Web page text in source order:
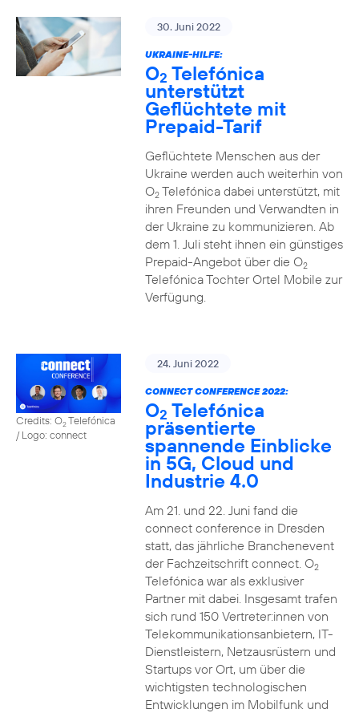
30. Juni 2022
UKRAINE-HILFE:
O2 Telefónica
unterstützt
Geflüchtete mit
Prepaid-Tarif
Geflüchtete Menschen aus der
Ukraine werden auch weiterhin von
O2Telefónica dabei unterstützt, mit
ihren Freunden und Verwandten in
der Ukraine zu kommunizieren. Ab
dem 1. Juli steht ihnen ein günstiges
Prepaid-Angebot über die O2
Telefónica Tochter Ortel Mobile zur
Verfügung.
Credits: O2Telefónica
/ Logo: connect
24. Juni 2022
CONNECT CONFERENCE 2022:
O2 Telefónica
präsentierte
spannende Einblicke
in 5G, Cloud und
Industrie 4.0
Am 21. und 22. Juni fand die
connect conference in Dresden
statt, das jährliche Branchenevent
der Fachzeitschrift connect. O2
Telefónica war als exklusiver
Partner mit dabei. Insgesamt trafen
sich rund 150 Vertreter:innen von
Telekommunikationsanbietern, IT-
Dienstleistern, Netzausrüstern und
Startups vor Ort, um über die
wichtigsten technologischen
Entwicklungen im Mobilfunk und